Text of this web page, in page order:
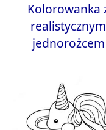
Kolorowanka
realistycznym
jednorożcem